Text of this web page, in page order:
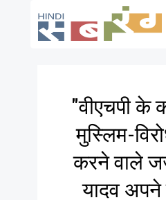
"वीएचपी के
मुस्लिम-
करने वाले
यादव अपने